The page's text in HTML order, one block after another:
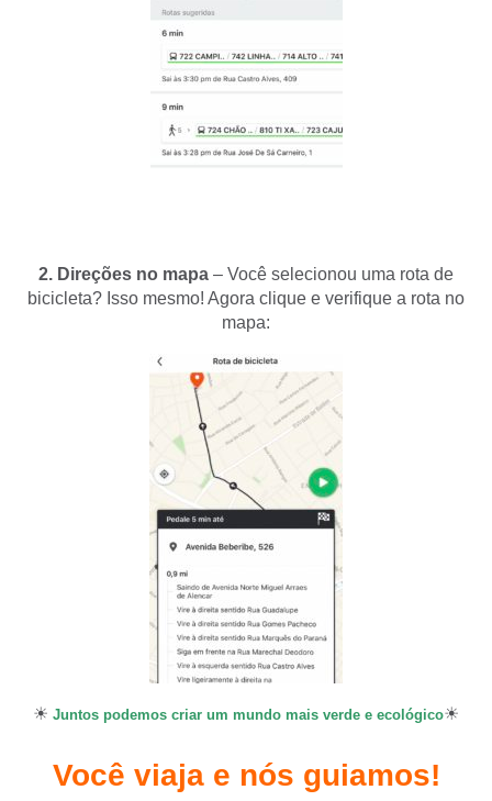
2. Direções no mapa – Você selecionou uma rota de
bicicleta? Isso mesmo! Agora clique e verifique a rota no
mapa:
☀ Juntos podemos criar um mundo mais verde e ecológico☀
Você viaja e nós guiamos!